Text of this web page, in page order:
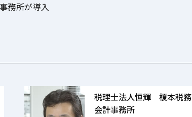
務所が導入
税理士法人恒輝 榎本税務
会計事務所